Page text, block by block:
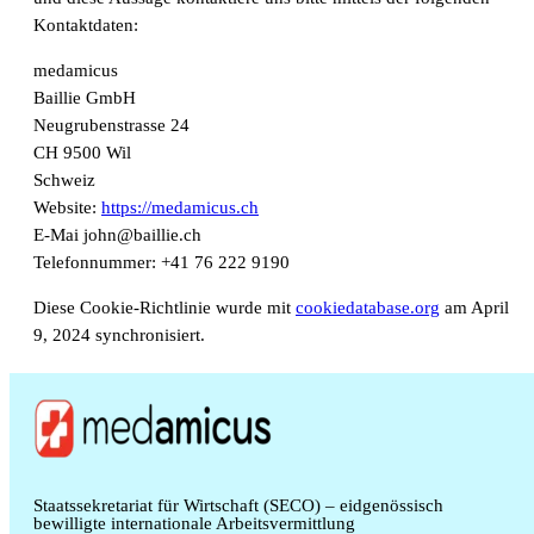
Kontaktdaten:
medamicus
Baillie GmbH
Neugrubenstrasse 24
CH 9500 Wil
Schweiz
Website: https://medamicus.ch
E-Mai john@baillie.ch
Telefonnummer: +41 76 222 9190
Diese Cookie-Richtlinie wurde mit cookiedatabase.org am April
9, 2024 synchronisiert.
Staatssekretariat für Wirtschaft (SECO) – eidgenössisch
bewilligte internationale Arbeitsvermittlung